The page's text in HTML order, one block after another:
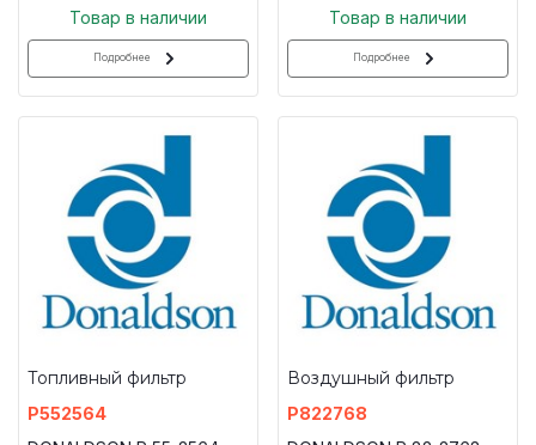
Товар в наличии
Подробнее
Товар в наличии
Подробнее
Топливный фильтр
P552564
Воздушный фильтр
P822768